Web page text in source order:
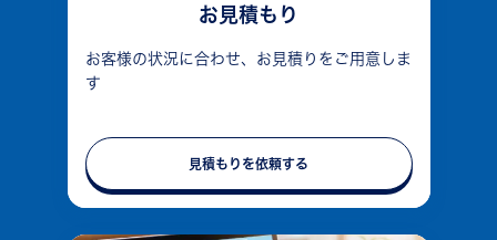
お見積もり
お客様の状況に合わせ、お見積りをご用意しま
す
見積もりを依頼する